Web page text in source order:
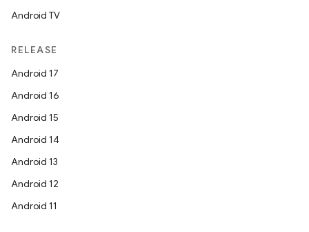
Android TV
RELEASE
Android 17
Android 16
Android 15
Android 14
Android 13
Android 12
Android 11